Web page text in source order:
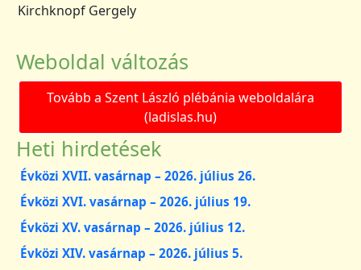
Kirchknopf Gergely
Weboldal változás
Tovább a Szent László plébánia weboldalára
(ladislas.hu)
Heti hirdetések
Évközi XVII. vasárnap – 2026. július 26.
Évközi XVI. vasárnap – 2026. július 19.
Évközi XV. vasárnap – 2026. július 12.
Évközi XIV. vasárnap – 2026. július 5.